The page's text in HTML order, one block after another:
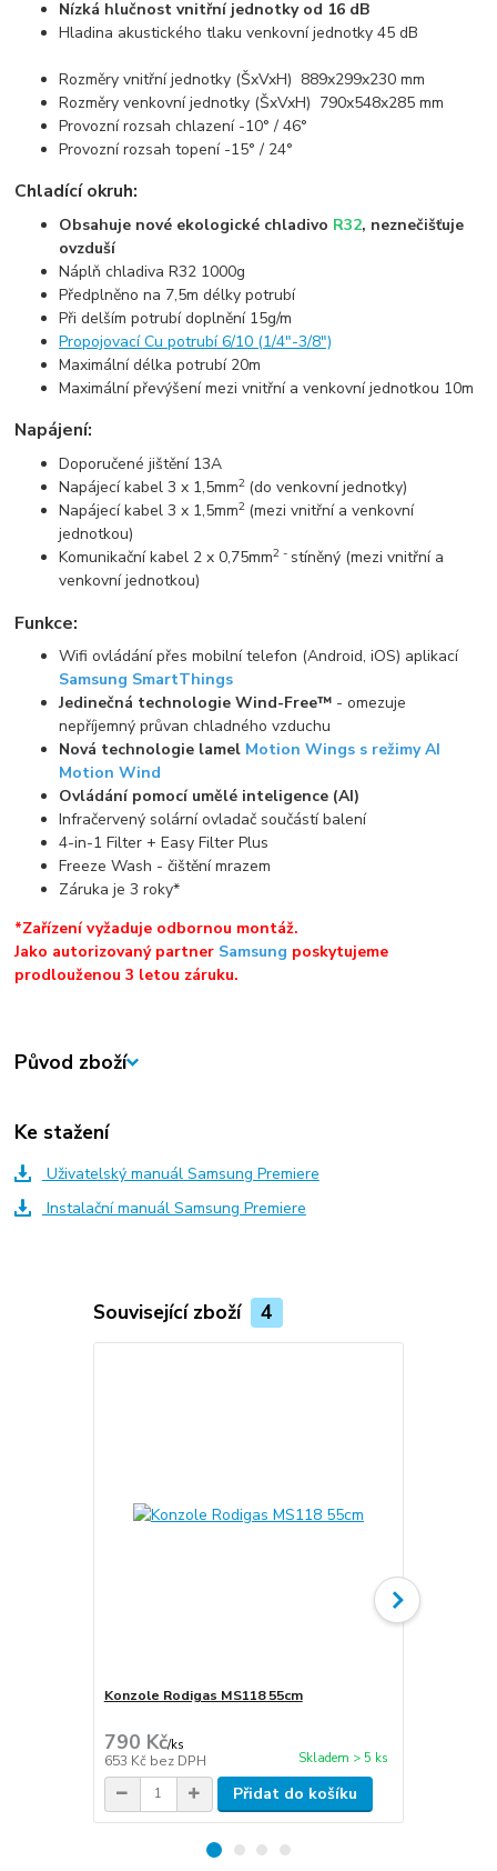
Nízká hlučnost vnitřní jednotky od 16 dB
Hladina akustického tlaku venkovní jednotky 45 dB
Rozměry vnitřní jednotky (ŠxVxH) 889x299x230 mm
Rozměry venkovní jednotky (ŠxVxH) 790x548x285 mm
Provozní rozsah chlazení -10° / 46°
Provozní rozsah topení -15° / 24°
Chladící okruh:
Obsahuje nové ekologické chladivo R32, neznečišťuje
ovzduší
Náplň chladiva R32 1000g
Předplněno na 7,5m délky potrubí
Při delším potrubí doplnění 15g/m
Propojovací Cu potrubí 6/10 (1/4"-3/8")
Maximální délka potrubí 20m
Maximální převýšení mezi vnitřní a venkovní jednotkou 10m
Napájení:
Doporučené jištění 13A
Napájecí kabel 3 x 1,5mm2 (do venkovní jednotky)
Napájecí kabel 3 x 1,5mm2 (mezi vnitřní a venkovní
jednotkou)
Komunikační kabel 2 x 0,75mm2 - stíněný (mezi vnitřní a
venkovní jednotkou)
Funkce:
Wifi ovládání přes mobilní telefon (Android, iOS) aplikací
Samsung SmartThings
Jedinečná technologie Wind-Free™ - omezuje
nepříjemný průvan chladného vzduchu
Nová technologie lamel Motion Wings s režimy AI
Motion Wind
Ovládání pomocí umělé inteligence (AI)
Infračervený solární ovladač součástí balení
4-in-1 Filter + Easy Filter Plus
Freeze Wash - čištění mrazem
Záruka je 3 roky*
*Zařízení vyžaduje odbornou montáž.
Jako autorizovaný partner Samsung poskytujeme
prodlouženou 3 letou záruku.
Původ zboží
Ke stažení
Uživatelský manuál Samsung Premiere
Instalační manuál Samsung Premiere
Související zboží 4
Konzole Rodigas MS118 55cm
790 Kč/ks
653 Kč bez DPH Skladem > 5 ks
Přidat do košíku